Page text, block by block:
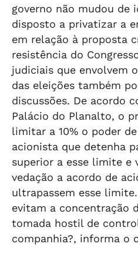
governo não mudou de
disposto a privatizar a
em relação à proposta
resistência do
judiciais que envolvem
das eleições também
discussões. De acordo
Palácio do Planalto, o
limitar a 10% o poder
acionista que detenha
superior a esse limite e
vedação a acordo de
ultrapassem esse
evitam a concentração
tomada hostil de
companhia?, informa o